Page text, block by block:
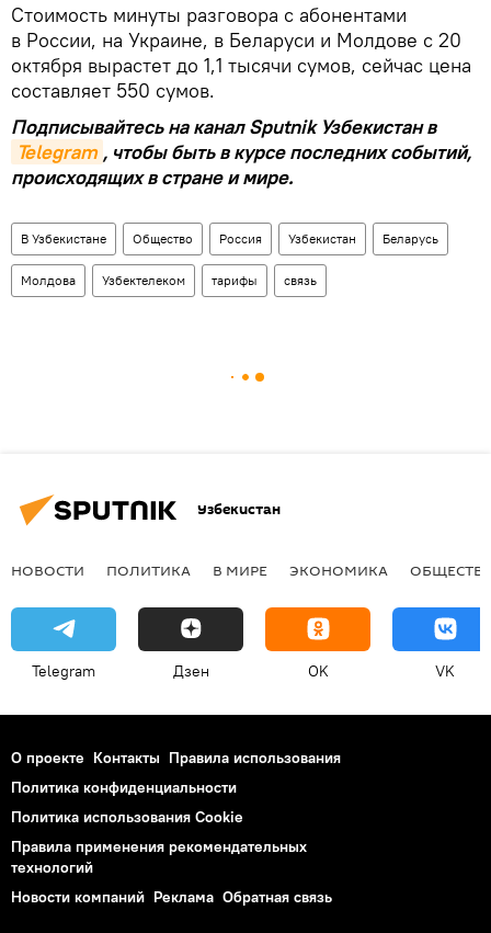
Стоимость минуты разговора с абонентами
в России, на Украине, в Беларуси и Молдове с 20
октября вырастет до 1,1 тысячи сумов, сейчас цена
составляет 550 сумов.
Подписывайтесь на канал Sputnik Узбекистан в
Telegram , чтобы быть в курсе последних событий,
происходящих в стране и мире.
В Узбекистане Общество Россия Узбекистан Беларусь
Молдова Узбектелеком тарифы связь
Узбекистан
НОВОСТИ ПОЛИТИКА В МИРЕ ЭКОНОМИКА
Telegram Дзен OK VK
О проекте Контакты Правила использования
Политика конфиденциальности
Политика использования Cookie
Правила применения рекомендательных
технологий
Новости компаний Реклама Обратная связь